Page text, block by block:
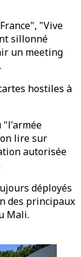
"Vive
sillonné
un meeting
hostiles à
"l'armée
lire sur
autorisée
déployés
des principaux
Mali.